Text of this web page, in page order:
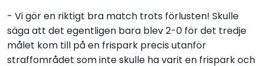
- Vi gör en riktigt bra match trots förlusten! Skulle
säga att det egentligen bara blev 2-0 för det tredje
målet kom till på en frispark precis utanför
straffområdet som inte skulle ha varit en frispark och